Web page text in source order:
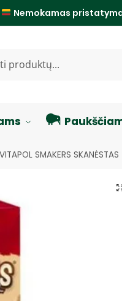
Nemokamas
VITAPOL SMAKERS